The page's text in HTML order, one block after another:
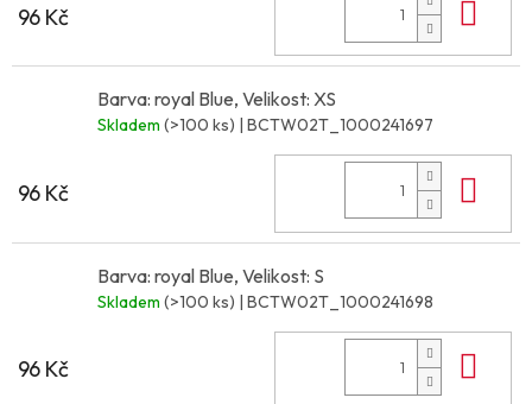
96 Kč
Barva: royal Blue, Velikost: XS
Skladem (>100 ks) | BCTW02T_1000241697
96 Kč
Barva: royal Blue, Velikost: S
Skladem (>100 ks) | BCTW02T_1000241698
96 Kč